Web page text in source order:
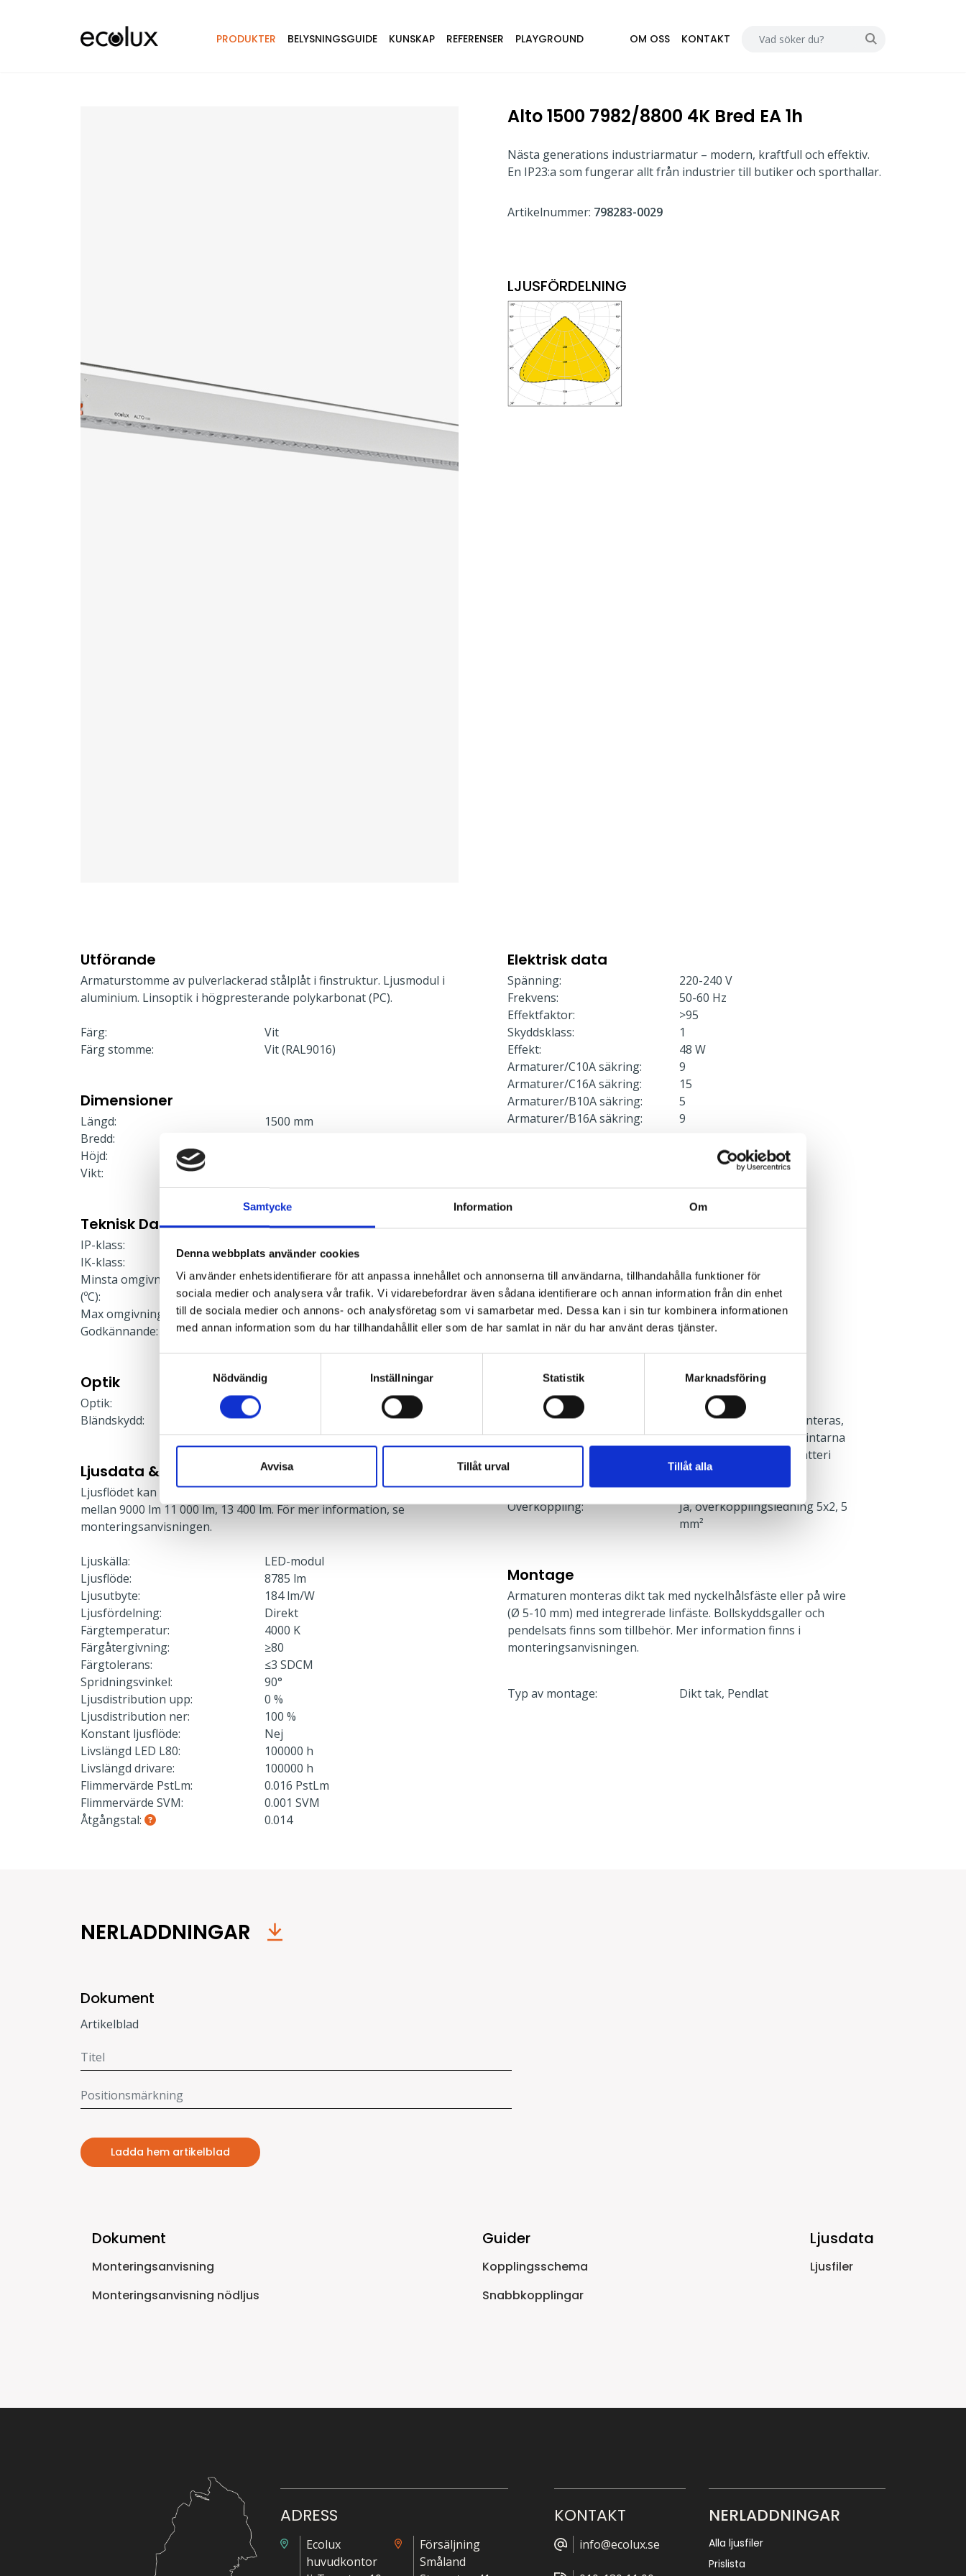
Samtycke Information Om
Denna webbplats använder cookies
Vi använder enhetsidentifierare för att anpassa innehållet och annonserna till användarna, tillhandahålla funktioner för
sociala medier och analysera vår trafik. Vi vidarebefordrar även sådana identifierare och annan information från din enhet
till de sociala medier och annons- och analysföretag som vi samarbetar med. Dessa kan i sin tur kombinera informationen
med annan information som du har tillhandahållit eller som de har samlat in när du har använt deras tjänster.
Nödvändig
Inställningar Statistik Marknadsföring
Avvisa Tillåt urval Tillåt alla
PRODUKTER BELYSNINGSGUIDE KUNSKAP REFERENSER PLAYGROUND OM OSS KONTAKT
Alto 1500 7982/8800 4K Bred EA 1h
Nästa generations industriarmatur – modern, kraftfull och effektiv.
En IP23:a som fungerar allt från industrier till butiker och sporthallar.
Artikelnummer: 798283-0029
LJUSFÖRDELNING
Utförande
Armaturstomme av pulverlackerad stålplåt i finstruktur. Ljusmodul i
aluminium. Linsoptik i högpresterande polykarbonat (PC).
Färg:
Vit
Färg stomme:
Vit (RAL9016)
Dimensioner
Längd:
1500 mm
Bredd:
Höjd:
Vikt:
Teknisk Data
IP-klass:
IK-klass:
6
Minsta omgivningstemperatur
(ºC):
5
Max omgivningstemperatur (ºC): 25
Godkännande:
CE
Optik
Optik:
Bländskydd:
Ljusdata & Prestanda
Ljusflödet kan enkelt justeras via en dipswitch på drivaren – välj
mellan 9000 lm 11 000 lm, 13 400 lm. För mer information, se
monteringsanvisningen.
Ljuskälla:
LED-modul
Ljusflöde:
8785 lm
Ljusutbyte:
184 lm/W
Ljusfördelning:
Direkt
Färgtemperatur:
4000 K
Färgåtergivning:
≥80
Färgtolerans:
≤3 SDCM
Spridningsvinkel:
90°
Ljusdistribution upp:
0 %
Ljusdistribution ner:
100 %
Konstant ljusflöde:
Nej
Livslängd LED L80:
100000 h
Livslängd drivare:
100000 h
Flimmervärde PstLm:
0.016 PstLm
Flimmervärde SVM:
0.001 SVM
Åtgångstal:
0.014
Elektrisk data
Spänning:
220-240 V
Frekvens:
50-60 Hz
Effektfaktor:
>95
Skyddsklass:
1
Effekt:
48 W
Armaturer/C10A säkring:
9
Armaturer/C16A säkring:
15
Armaturer/B10A säkring:
5
Armaturer/B16A säkring:
9
Ljusstyrning:
Tänd/släck
Sensor:
Utan sensor
Nödljus:
Ja
Typ av nödljus:
Batteribackup självtest
Brinntid i batteridrift:
1 h
Ljus vid strömbortfall:
903 lm
Anslutning
Inkoppling sker vid gavlar utan att optik behöver demonteras,
alltid med överkoppling 5G2,5 mm². Avståndet mellan plintarna
är 1245 mm. Fast fas krävs för underhållsladdning av batteri
(UNSW).
Överkoppling:
Ja, överkopplingsledning 5x2, 5
mm²
Montage
Armaturen monteras dikt tak med nyckelhålsfäste eller på wire
(Ø 5-10 mm) med integrerade linfäste. Bollskyddsgaller och
pendelsats finns som tillbehör. Mer information finns i
monteringsanvisningen.
Typ av montage: Dikt tak, Pendlat
NERLADDNINGAR
Dokument
Artikelblad
Ladda hem artikelblad
Dokument
Monteringsanvisning
Monteringsanvisning nödljus
Guider
Kopplingsschema
Snabbkopplingar
Ljusdata
Ljusfiler
ADRESS
Ecolux
huvudkontor
Försäljning
Småland
KONTAKT
info@ecolux.se
NERLADDNINGAR
Alla ljusfiler
Prislista